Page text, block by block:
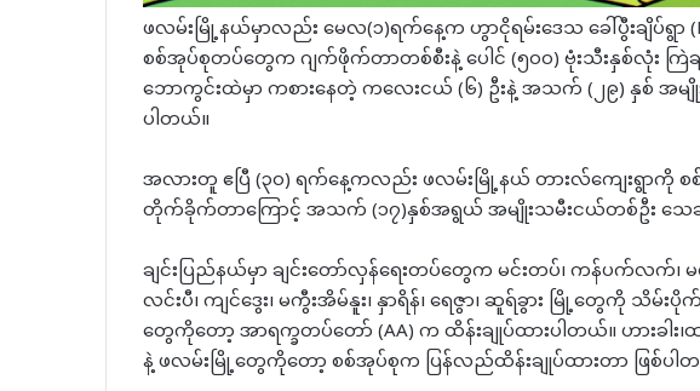
ဖလမ်းမြို့နယ်မှာလည်း မေလ(၁)ရက်နေ့က ဟွာငိုရမ်းဒေသ ခေါ်ပွီးချိပ်ရွာ
စစ်အုပ်စုတပ်တွေက ဂျက်ဖိုက်တာတစ်စီးနဲ့ ပေါင် (၅၀၀) ဗုံးသီးနှစ်လုံး က
ဘောကွင်းထဲမှာ ကစားနေတဲ့ ကလေးငယ် (၆) ဦးနဲ့ အသက် (၂၉) နှစ် အမျိုး
ပါတယ်။
အလားတူ ဧပြီ (၃၀) ရက်နေ့ကလည်း ဖလမ်းမြို့နယ် တားလ်ကျေးရွာကို စ
တိုက်ခိုက်တာကြောင့် အသက် (၁၇)နှစ်အရွယ် အမျိုးသမီးငယ်တစ်ဦး သေ
ချင်းပြည်နယ်မှာ ချင်းတော်လှန်ရေးတပ်တွေက မင်းတပ်၊ ကန်ပက်လက်၊ မတူပီ
လင်းပီ၊ ကျင်ဒွေး၊ မကွီးအိမ်နူး၊ နှာရိန်၊ ရေဇွာ၊ ဆူရ်ခွား မြို့တွေကို သိမ်း
တွေကိုတော့ အာရက္ခတပ်တော် (AA) က ထိန်းချုပ်ထားပါတယ်။ ဟားခါ
နဲ့ ဖလမ်းမြို့တွေကိုတော့ စစ်အုပ်စုက ပြန်လည်ထိန်းချုပ်ထားတာ ဖြစ်ပါ